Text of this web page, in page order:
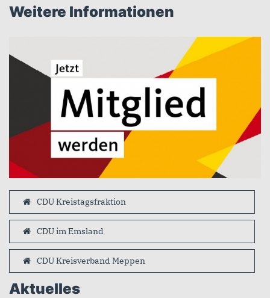
Weitere Informationen
CDU Kreistagsfraktion
CDU im Emsland
CDU Kreisverband Meppen
Aktuelles